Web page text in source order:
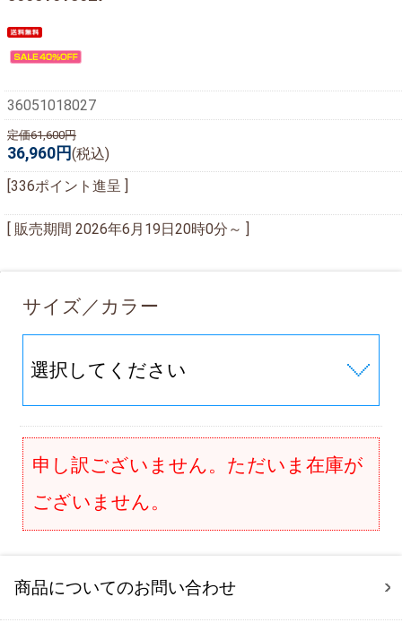
36051018027
定価61,600円
36,960円(税込)
[336ポイント進呈 ]
[ 販売期間 2026年6月19日20時0分 ～ ]
サイズ／カラー
申し訳ございません。ただいま在庫が
ございません。
商品についてのお問い合わせ